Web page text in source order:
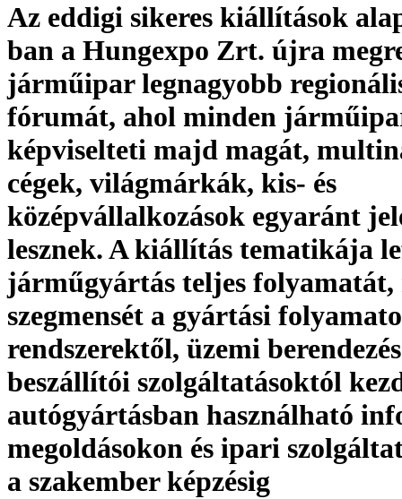
Az eddigi sikeres kiállítások
ban a Hungexpo Zrt. újra
járműipar legnagyobb
fórumát, ahol minden
képviselteti majd magát,
cégek, világmárkák, kis- és
középvállalkozások egyaránt
lesznek. A kiállítás tematikája
járműgyártás teljes folyamatát,
szegmensét a gyártási
rendszerektől, üzemi
beszállítói szolgáltatásoktól
autógyártásban használható
megoldásokon és ipari
a szakember képzésig